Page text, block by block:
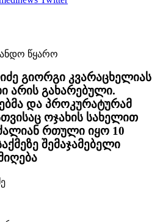
წყარო
გიორგი კვარაცხელიას
არის გახარებული.
და პროკურატურამ
ოჯახის სახელით
რთული იყო 10
შემაჯამებელი